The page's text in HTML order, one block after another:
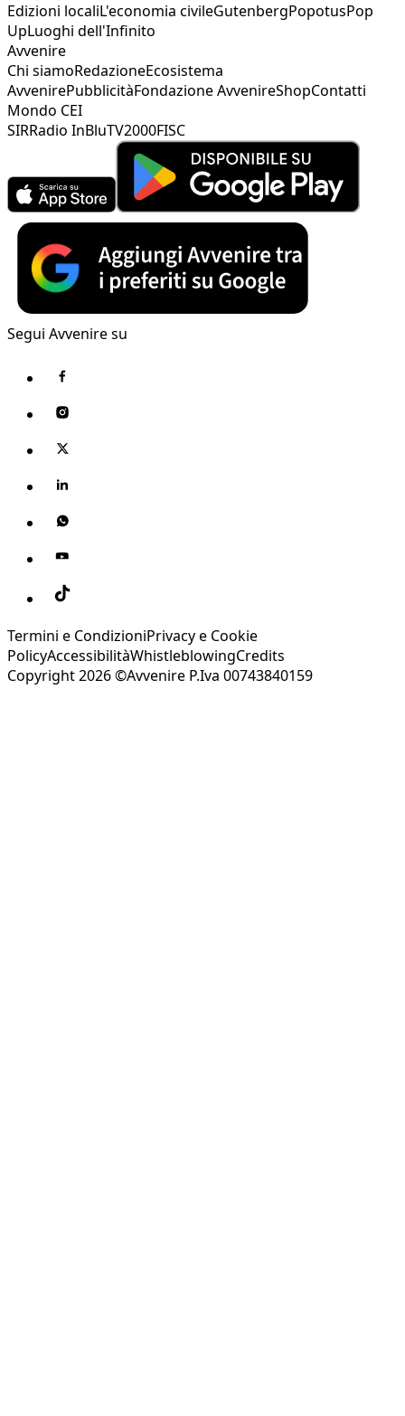
Edizioni localiL'economia civileGutenbergPopotusPop
UpLuoghi dell'Infinito
Avvenire
Chi siamoRedazioneEcosistema
AvvenirePubblicitàFondazione AvvenireShopContatti
Mondo CEI
SIRRadio InBluTV2000FISC
Segui Avvenire su
Termini e CondizioniPrivacy e Cookie
PolicyAccessibilitàWhistleblowingCredits
Copyright 2026 ©Avvenire P.Iva 00743840159